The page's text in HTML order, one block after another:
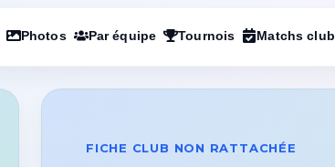
Photos Par équipe Tournois Matchs club
FICHE CLUB NON RATTACHÉE